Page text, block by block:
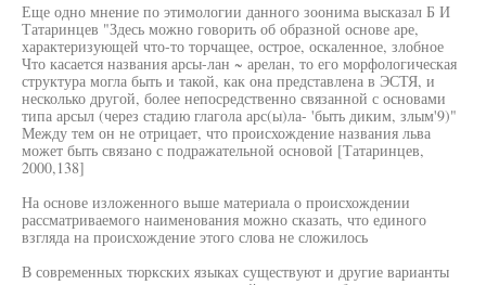
Еще одно мнение по этимологии данного зоонима высказал Б И
Татаринцев "Здесь можно говорить об образной основе аре,
характеризующей что-то торчащее, острое, оскаленное, злобное
Что касается названия арсы-лан ~ арелан, то его морфологическая
структура могла быть и такой, как она представлена в ЭСТЯ, и
несколько другой, более непосредственно связанной с основами
типа арсыл (через стадию глагола арс(ы)ла- 'быть диким, злым'9)"
Между тем он не отрицает, что происхождение названия льва
может быть связано с подражательной основой [Татаринцев,
2000,138]
На основе изложенного выше материала о происхождении
рассматриваемого наименования можно сказать, что единого
взгляда на происхождение этого слова не сложилось
В современных тюркских языках существуют и другие варианты